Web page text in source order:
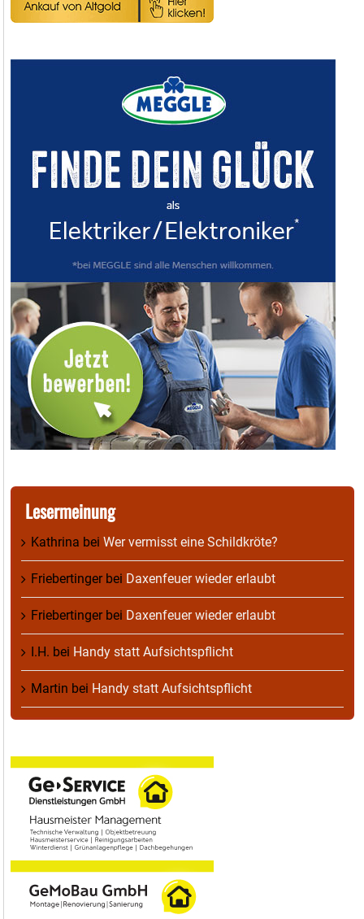
Lesermeinung
Kathrina bei Wer vermisst eine Schildkröte?
Friebertingerbei Daxenfeuer wieder erlaubt
Friebertingerbei Daxenfeuer wieder erlaubt
I.H. bei Handy statt Aufsichtspflicht
Martin bei Handy statt Aufsichtspflicht